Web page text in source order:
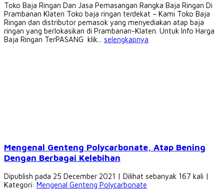
Toko Baja Ringan Dan Jasa Pemasangan Rangka Baja Ringan Di
Prambanan Klaten Toko baja ringan terdekat – Kami Toko Baja
Ringan dan distributor pemasok yang menyediakan atap baja
ringan yang berlokasikan di Prambanan-Klaten. Untuk Info Harga
Baja Ringan TerPASANG klik... selengkapnya
Mengenal Genteng Polycarbonate, Atap Bening
Dengan Berbagai Kelebihan
Dipublish pada 25 December 2021 | Dilihat sebanyak 167 kali |
Kategori: Mengenal Genteng Polycarbonate